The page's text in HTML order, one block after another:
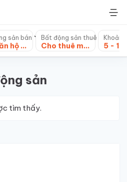
sản bán
Bán căn hộ chung cư
Bất động sản thuê
Cho thuê mặt bằng 5 -
sản
tìm thấy.